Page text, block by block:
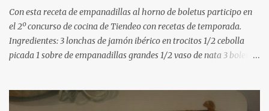
Con esta receta de empanadillas al horno de boletus participo en
el 2º concurso de cocina de Tiendeo con recetas de temporada.
Ingredientes: 3 lonchas de jamón ibérico en trocitos 1/2 cebolla
picada 1 sobre de empanadillas grandes 1/2 vaso de nata 3 boletus
virgen para untar la bandeja de horno Elaboración: Precalentar el